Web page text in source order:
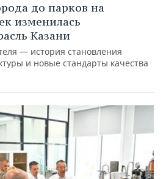
до парков на
изменилась
Казани
— история становления
и новые стандарты качества